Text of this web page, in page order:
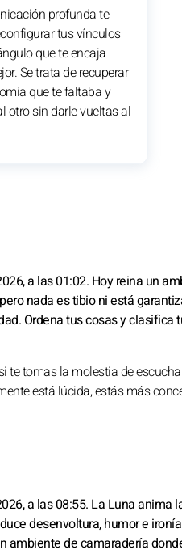
profunda te
tus vínculos
que te encaja
Se trata de recuperar
que te faltaba y
otro sin darle vueltas al
a las 01:02. Hoy reina un
nada es tibio ni está
Ordena tus cosas y clasifica
tomas la molestia de
está lúcida, estás más
a las 08:55. La Luna anima
desenvoltura, humor e
ambiente de camaradería